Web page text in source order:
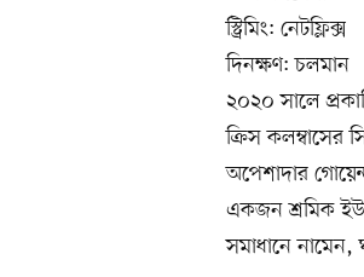
স্ট্রিমিং: নেটফ্লিক্স
দিনক্ষণ: চলমান
২০২০ সালে
ক্রিস কলম্বাসের
অপেশাদার
একজন শ্রমিক
সমাধানে